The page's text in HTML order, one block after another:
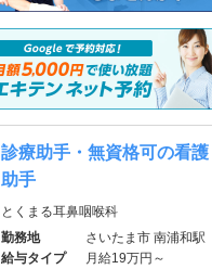
診療助手・無資格可の看護
助手
とくまる耳鼻咽喉科
勤務地
さいたま市 南浦和駅
給与タイプ
月給19万円～